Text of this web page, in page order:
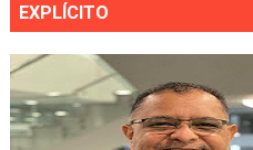
EXPLÍCITO